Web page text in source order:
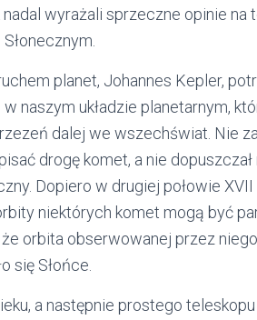
wyrażali sprzeczne opinie na
planet, Johannes Kepler,
naszym układzie planetarnym,
dalej we wszechświat. Nie
drogę komet, a nie
Dopiero w drugiej połowie
niektórych komet mogą być
orbita obserwowanej przez
się Słońce.
a następnie prostego